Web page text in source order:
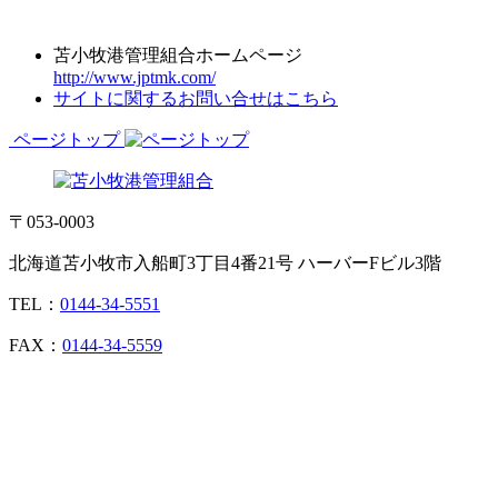
苫小牧港管理組合ホームページ
http://www.jptmk.com/
サイトに関するお問い合せはこちら
ページトップ
〒053-0003
北海道苫小牧市入船町3丁目4番21号 ハーバーFビル3階
TEL： 0144-34-5551
FAX： 0144-34-5559